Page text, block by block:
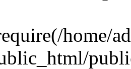
home/